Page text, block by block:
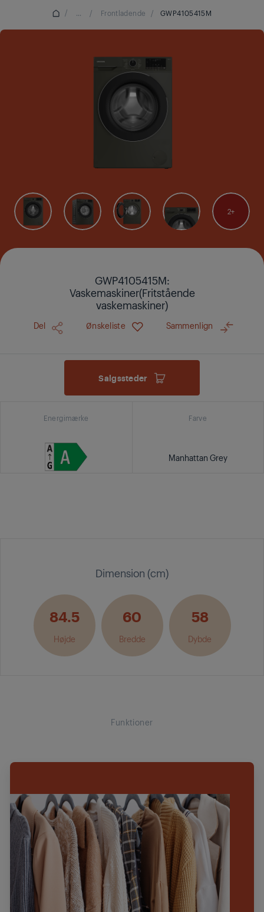
/ ... / Frontladende / GWP4105415M
2
GWP4105415M:
Vaskemaskiner(Fritstående
vaskemaskiner)
Del Ønskeliste Sammenlign
Salgssteder
Energimærke Farve
Manhattan Grey
Dimension (cm)
84.5
Højde
60
Bredde
58
Dybde
Funktioner